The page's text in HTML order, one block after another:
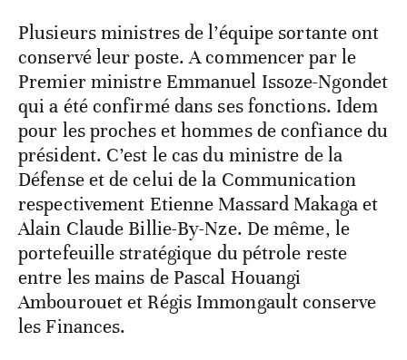
Plusieurs ministres de l’équipe sortante ont
conservé leur poste. A commencer par le
Premier ministre Emmanuel Issoze-Ngondet
qui a été confirmé dans ses fonctions. Idem
pour les proches et hommes de confiance du
président. C’est le cas du ministre de la
Défense et de celui de la Communication
respectivement Etienne Massard Makaga et
Alain Claude Billie-By-Nze. De même, le
portefeuille stratégique du pétrole reste
entre les mains de Pascal Houangi
Ambourouet et Régis Immongault conserve
les Finances.